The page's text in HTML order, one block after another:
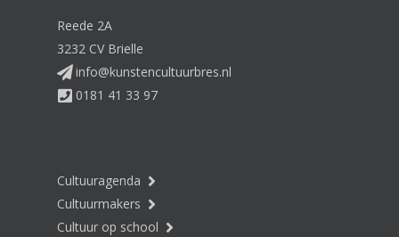
Reede 2A
3232 CV Brielle
info@kunstencultuurbres.nl
0181 41 33 97
Cultuuragenda
Cultuurmakers
Cultuur op school